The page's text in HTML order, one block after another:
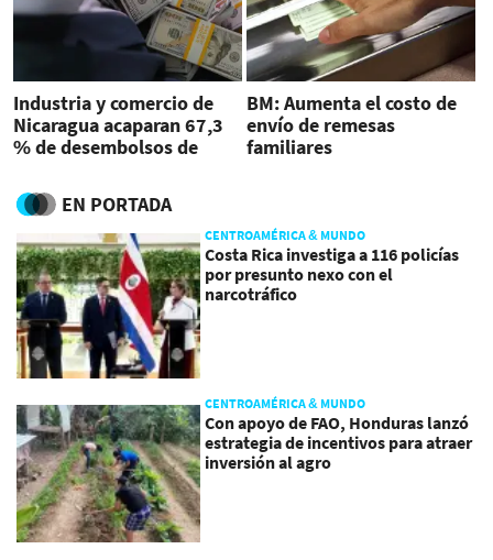
Industria y comercio de
Nicaragua acaparan 67,3
% de desembolsos de
BM: Aumenta el costo de
envío de remesas
familiares
EN PORTADA
CENTROAMÉRICA & MUNDO
Costa Rica investiga a 116 policías
por presunto nexo con el
narcotráfico
CENTROAMÉRICA & MUNDO
Con apoyo de FAO, Honduras lanzó
estrategia de incentivos para atraer
inversión al agro